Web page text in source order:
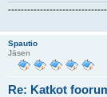
Spautio
Jäsen
Re: Katkot